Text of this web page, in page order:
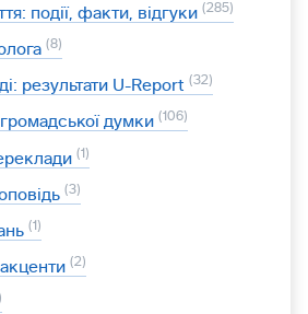
події, факти, відгуки 285
8
результати U-Report 32
думки 106
1
3
1
2